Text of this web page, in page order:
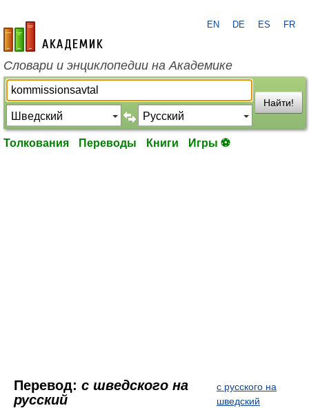
academic.ru
EN DE ES FR
Словари и энциклопедии на Академике
Найти!
Толкования Переводы Книги Игры ⚽
Перевод: с шведского на
русский
с русского на
шведский